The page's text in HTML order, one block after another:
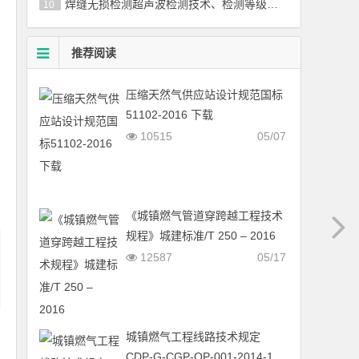
10 焊缝无损检测超声波检测技术、检测等级和评定国标／T 11345-2013
推荐阅读
压缩天然气供应站设计规范国标
51102-2016 下载
05/07
10515
《城镇燃气管道穿跨越工程技术
规程》城建标准/T 250 – 2016
05/17
12587
城镇燃气工程线路技术规定